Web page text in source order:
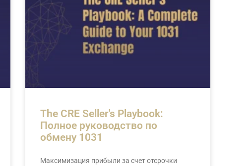
The CRE Seller's Playbook:
Полное руководство по
обмену 1031
Максимизация прибыли за счет отсрочки